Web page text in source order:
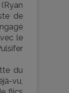
de
le
du
vu,